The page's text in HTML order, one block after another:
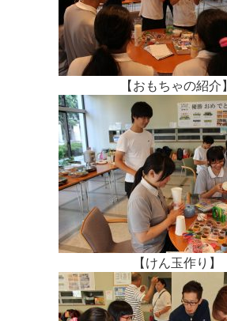
【おもちゃの紹介】
【けん玉作り】